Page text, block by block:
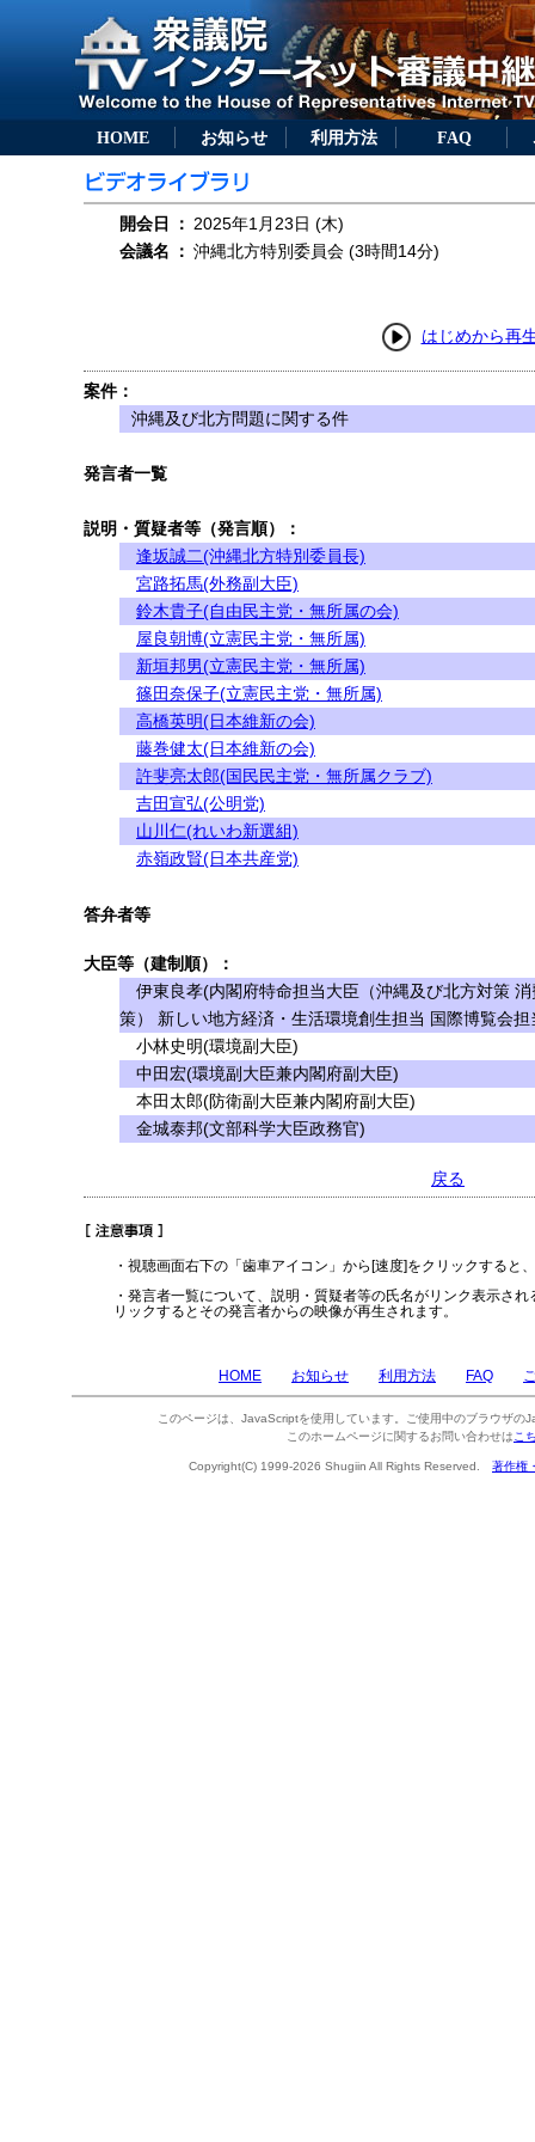
HOME お知らせ 利用方法 FAQ
開会日 ： 2025年1月23日 (木)
会議名
： 沖縄北方特別委員会 (3時間14分)
はじめから再
案件：
沖縄及び北方問題に関する件
発言者一覧
説明・質疑者等（発言順）：
逢坂誠二(沖縄北方特別委員長)
宮路拓馬(外務副大臣)
鈴木貴子(自由民主党・無所属の会)
屋良朝博(立憲民主党・無所属)
新垣邦男(立憲民主党・無所属)
篠田奈保子(立憲民主党・無所属)
高橋英明(日本維新の会)
藤巻健太(日本維新の会)
許斐亮太郎(国民民主党・無所属クラブ)
吉田宣弘(公明党)
山川仁(れいわ新選組)
赤嶺政賢(日本共産党)
答弁者等
大臣等（建制順）：
伊東良孝(内閣府特命担当大臣（沖縄及び北方対策
策） 新しい地方経済・生活環境創生担当 国際博覧会担
小林史明(環境副大臣)
中田宏(環境副大臣兼内閣府副大臣)
本田太郎(防衛副大臣兼内閣府副大臣)
金城泰邦(文部科学大臣政務官)
戻る
・視聴画面右下の「歯車アイコン」から[速度]をクリックすると
・発言者一覧について、説明・質疑者等の氏名がリンク表示さ
リックするとその発言者からの映像が再生されます。
HOME お知らせ 利用方法 FAQ
このページは、JavaScriptを使用しています。ご使用中のブラウザの
このホームページに関するお問い合わせは こ
Copyright(C) 1999-2026 Shugiin All Rights Reserved. 著作権